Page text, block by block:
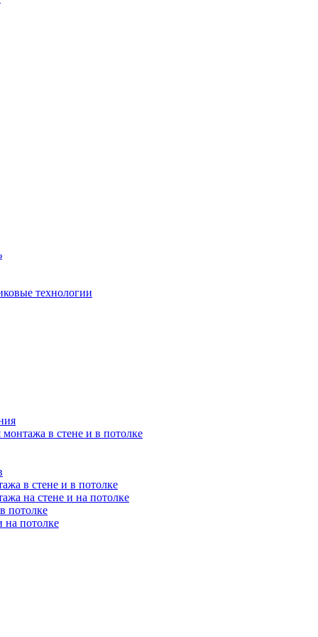
технологии
в стене и в потолке
в стене и в потолке
на стене и на потолке
потолке
на потолке